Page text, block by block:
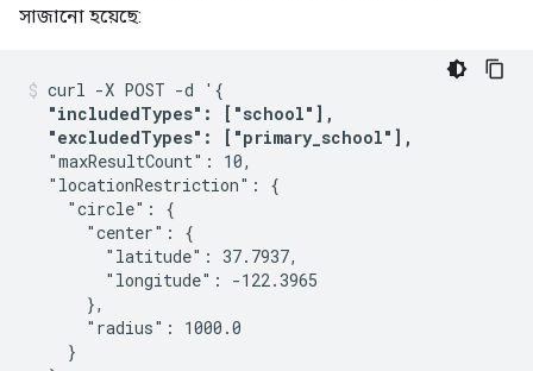
সাজানো হয়েছে:
curl -X POST -d '{
"includedTypes": ["school"],
  "excludedTypes": ["primary_school"],
  "maxResultCount": 10,
  "locationRestriction": {
    "circle": {
      "center": {
        "latitude": 37.7937,
        "longitude": -122.3965
      },
      "radius": 1000.0
    }